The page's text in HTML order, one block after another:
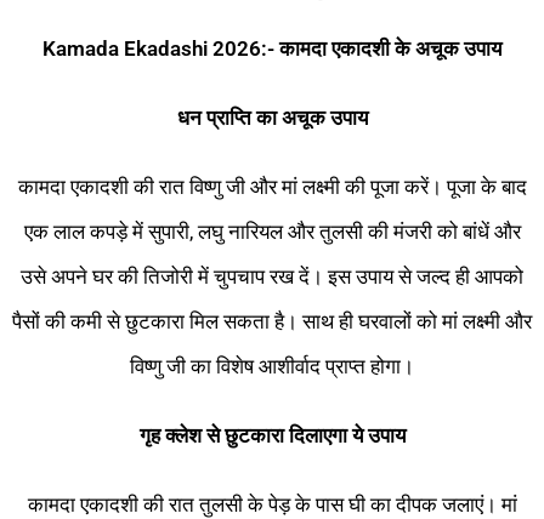
Kamada Ekadashi 2026:- कामदा एकादशी के अचूक उपाय
धन प्राप्ति का अचूक उपाय
कामदा एकादशी की रात विष्णु जी और मां लक्ष्मी की पूजा करें। पूजा के बाद
एक लाल कपड़े में सुपारी, लघु नारियल और तुलसी की मंजरी को बांधें और
उसे अपने घर की तिजोरी में चुपचाप रख दें। इस उपाय से जल्द ही आपको
पैसों की कमी से छुटकारा मिल सकता है। साथ ही घरवालों को मां लक्ष्मी और
विष्णु जी का विशेष आशीर्वाद प्राप्त होगा।
गृह क्लेश से छुटकारा दिलाएगा ये उपाय
कामदा एकादशी की रात तुलसी के पेड़ के पास घी का दीपक जलाएं। मां